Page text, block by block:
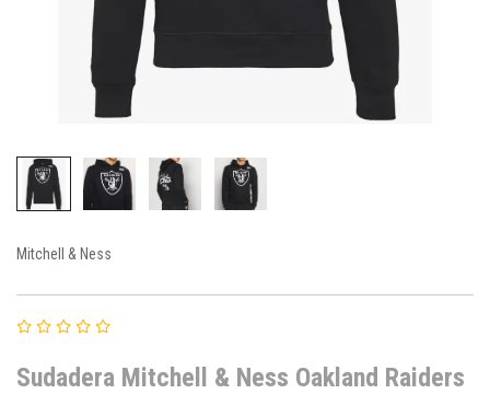
Mitchell & Ness
Sudadera Mitchell & Ness Oakland Raiders